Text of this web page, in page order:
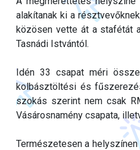
alakítanak ki a
közösen vette át a stafétát
Tasnádi Istvántól.
Idén 33 csapat méri
kolbásztöltési és
szokás szerint nem csak
Vásárosnamény csapata,
Természetesen a